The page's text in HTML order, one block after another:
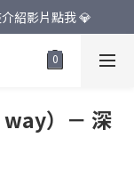
紹影片點我 💎
way）－ 深